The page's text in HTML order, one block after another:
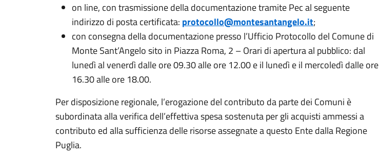
on line, con trasmissione della documentazione tramite Pec al seguente
indirizzo di posta certificata: protocollo@montesantangelo.it;
con consegna della documentazione presso l’Ufficio Protocollo del Comune di
Monte Sant’Angelo sito in Piazza Roma, 2 – Orari di apertura al pubblico: dal
lunedì al venerdì dalle ore 09.30 alle ore 12.00 e il lunedì e il mercoledì dalle ore
16.30 alle ore 18.00.
Per disposizione regionale, l’erogazione del contributo da parte dei Comuni è
subordinata alla verifica dell’effettiva spesa sostenuta per gli acquisti ammessi a
contributo ed alla sufficienza delle risorse assegnate a questo Ente dalla Regione
Puglia.